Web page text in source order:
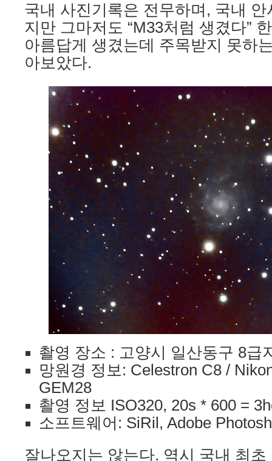
국내 사진기록은 전무하며, 국내
지만 그마저도 “M33처럼 생겼다”
아름답게 생겼는데 주목받지 못하
아보았다.
촬영 장소 : 고양시 일산동구 8급
망원경 정보: Celestron C8 /
GEM28
촬영 정보 ISO320, 20s * 600 =
소프트웨어: SiRil, Adobe
잘나오지는 않는다. 역시 국내 최